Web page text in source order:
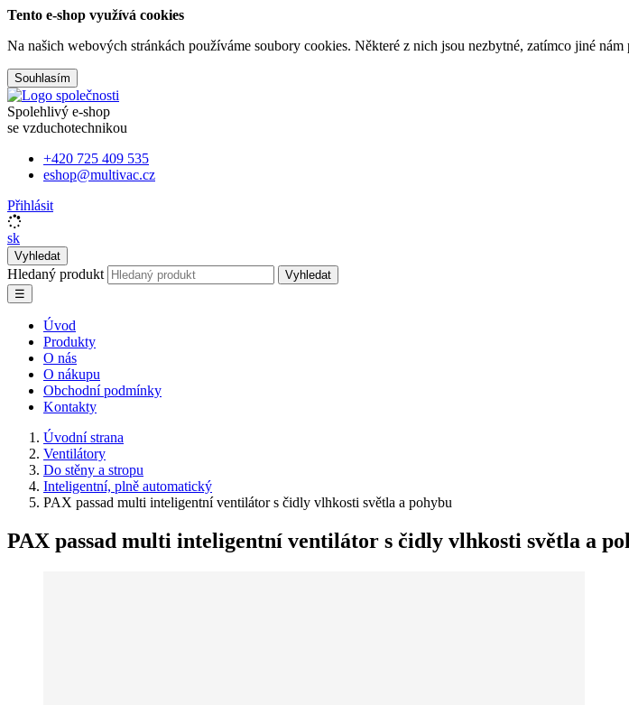
Tento e-shop využívá cookies
Na našich webových stránkách používáme soubory cookies. Některé z nich jsou nezbytné, zatímco jiné
Souhlasím
Spolehlivý e-shop
se vzduchotechnikou
+420 725 409 535
eshop@multivac.cz
Přihlásit
sk
Vyhledat
Hledaný produkt
Vyhledat
☰
Úvod
Produkty
O nás
O nákupu
Obchodní podmínky
Kontakty
Úvodní strana
Ventilátory
Do stěny a stropu
Inteligentní, plně automatický
PAX passad multi inteligentní ventilátor s čidly vlhkosti světla a pohybu
PAX passad multi inteligentní ventilátor s čidly vlhkosti světla a